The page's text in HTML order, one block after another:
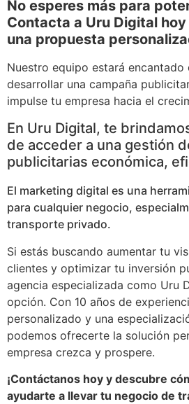
No esperes más para
Contacta a Uru Digital
una propuesta
Nuestro equipo estará encantado
desarrollar una campaña
impulse tu empresa hacia el
En Uru Digital, te
de acceder a una gestión
publicitarias económica,
El marketing digital es una
para cualquier negocio,
transporte privado.
Si estás buscando aumentar tu
clientes y optimizar tu inversión
agencia especializada como Uru
opción. Con 10 años de
personalizado y una
podemos ofrecerte la solución
empresa crezca y prospere.
¡Contáctanos hoy y descubre
ayudarte a llevar tu negocio de